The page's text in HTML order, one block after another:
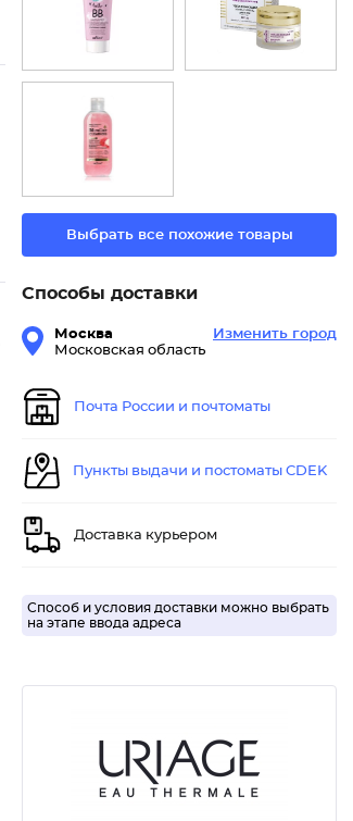
Выбрать все похожие товары
Способы доставки
Москва
Московская область
Изменить город
Почта России и почтоматы
Пункты выдачи и постоматы CDEK
Доставка курьером
Способ и условия доставки можно выбрать
на этапе ввода адреса